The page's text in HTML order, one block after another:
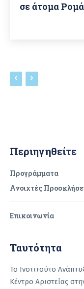
σε άτομα Ρομά
Περιηγηθείτε
Προγράμματα
Ανοιχτές
Επικοινωνία
Ταυτότητα
Το Ινστιτούτο
Κέντρο Αριστείας